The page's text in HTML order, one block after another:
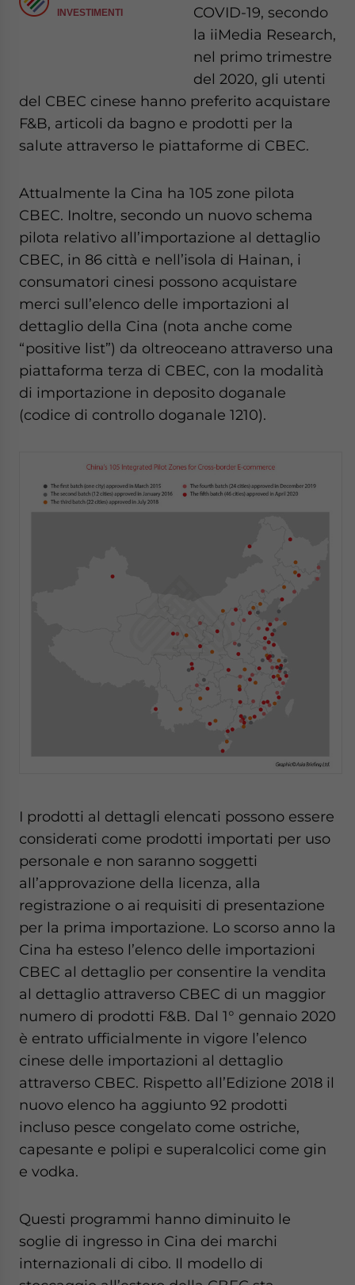
INVESTIMENTI
COVID-19, secondo
la iiMedia Research,
nel primo trimestre
del 2020, gli utenti
del CBEC cinese hanno preferito acquistare
F&B, articoli da bagno e prodotti per la
salute attraverso le piattaforme di CBEC.
Attualmente la Cina ha 105 zone pilota
CBEC. Inoltre, secondo un nuovo schema
pilota relativo all’importazione al dettaglio
CBEC, in 86 città e nell’isola di Hainan, i
consumatori cinesi possono acquistare
merci sull’elenco delle importazioni al
dettaglio della Cina (nota anche come
“positive list”) da oltreoceano attraverso una
piattaforma terza di CBEC, con la modalità
di importazione in deposito doganale
(codice di controllo doganale 1210).
I prodotti al dettagli elencati possono essere
considerati come prodotti importati per uso
personale e non saranno soggetti
all’approvazione della licenza, alla
registrazione o ai requisiti di presentazione
per la prima importazione. Lo scorso anno la
Cina ha esteso l’elenco delle importazioni
CBEC al dettaglio per consentire la vendita
al dettaglio attraverso CBEC di un maggior
numero di prodotti F&B. Dal 1° gennaio 2020
è entrato ufficialmente in vigore l’elenco
cinese delle importazioni al dettaglio
attraverso CBEC. Rispetto all’Edizione 2018 il
nuovo elenco ha aggiunto 92 prodotti
incluso pesce congelato come ostriche,
capesante e polipi e superalcolici come gin
e vodka.
Questi programmi hanno diminuito le
soglie di ingresso in Cina dei marchi
internazionali di cibo. Il modello di